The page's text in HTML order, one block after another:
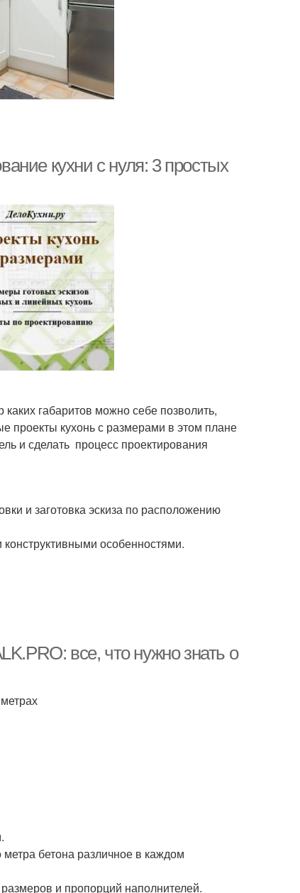
кухни с нуля: 3 простых
габаритов можно себе позволить,
проекты кухонь с размерами в этом плане
и сделать процесс проектирования
и заготовка эскиза по расположению
особенностями.
все, что нужно знать о
бетона различное в каждом
и пропорций наполнителей.